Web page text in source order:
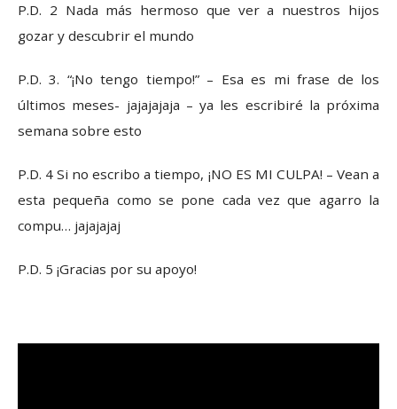
P.D. 2 Nada más hermoso que ver a nuestros hijos
gozar y descubrir el mundo
P.D. 3. “¡No tengo tiempo!” – Esa es mi frase de los
últimos meses- jajajajaja – ya les escribiré la próxima
semana sobre esto
P.D. 4 Si no escribo a tiempo, ¡NO ES MI CULPA! – Vean a
esta pequeña como se pone cada vez que agarro la
compu… jajajajaj
P.D. 5 ¡Gracias por su apoyo!